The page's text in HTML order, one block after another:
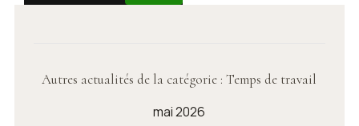
Autres actualités de la catégorie : Temps de travail
mai 2026